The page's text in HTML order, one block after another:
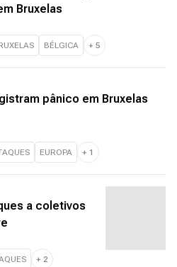
Bruxelas
BÉLGICA + 5
pânico em Bruxelas
EUROPA + 1
a coletivos
+ 2